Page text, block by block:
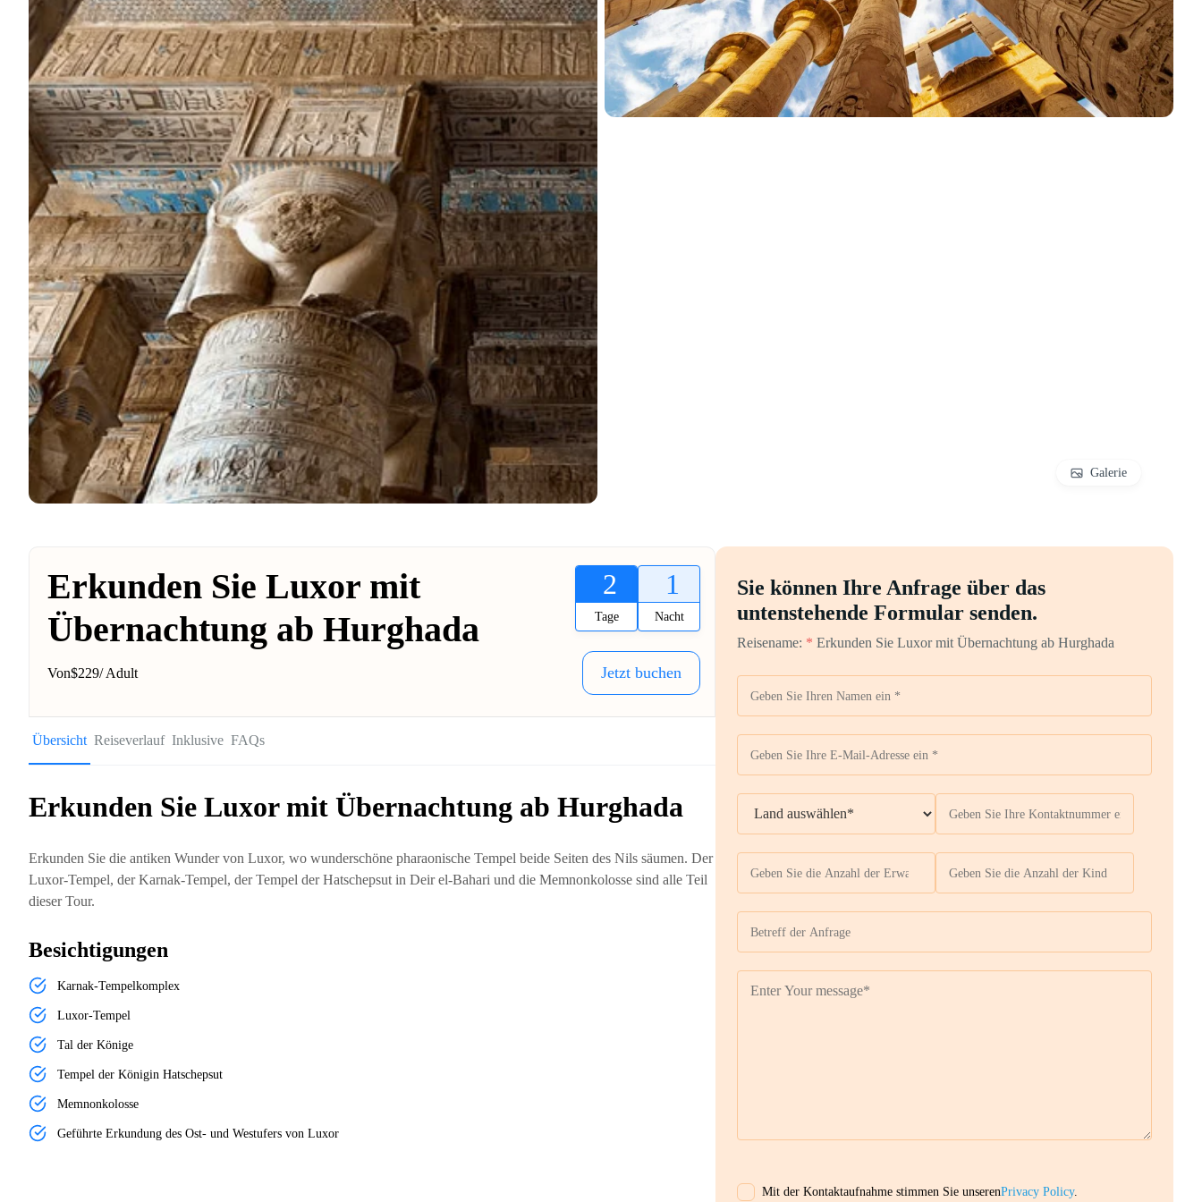
Galerie
Erkunden Sie Luxor mit
Übernachtung ab Hurghada
2
Tage
1
Nacht
Von$229/ Adult Jetzt buchen
Übersicht Reiseverlauf Inklusive FAQs
Erkunden Sie Luxor mit Übernachtung ab Hurghada
Erkunden Sie die antiken Wunder von Luxor, wo wunderschöne pharaonische Tempel beide Seiten des Nils säumen. Der
Luxor-Tempel, der Karnak-Tempel, der Tempel der Hatschepsut in Deir el-Bahari und die Memnonkolosse sind alle Teil
dieser Tour.
Besichtigungen
Karnak-Tempelkomplex
Luxor-Tempel
Tal der Könige
Tempel der Königin Hatschepsut
Memnonkolosse
Geführte Erkundung des Ost- und Westufers von Luxor
Sie können Ihre Anfrage über das
untenstehende Formular senden.
Reisename: * Erkunden Sie Luxor mit Übernachtung ab Hurghada
Mit der Kontaktaufnahme stimmen Sie unserenPrivacy Policy.